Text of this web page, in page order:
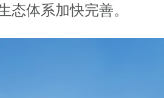
态体系加快完善。